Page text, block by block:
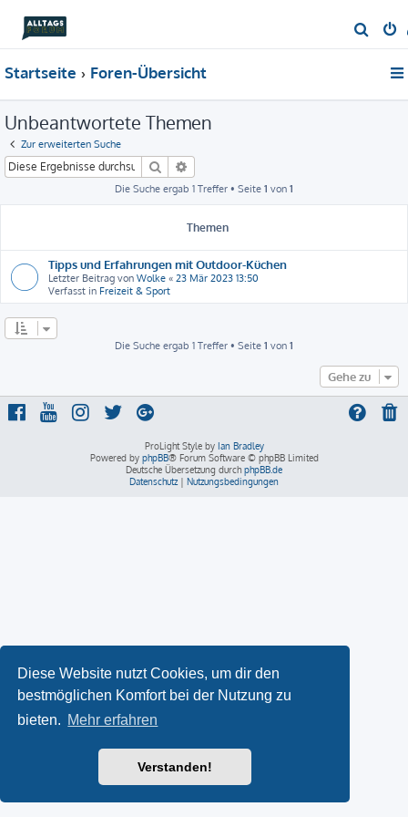
Diese Website nutzt Cookies, um dir den
bestmöglichen Komfort bei der Nutzung zu
bieten. Mehr erfahren
Verstanden!
u
Startseite Foren-Übersicht
Unbeantwortete Themen
Zur erweiterten Suche
Suche
Die Suche ergab 1 Treffer • Seite 1 von 1
Themen
Tipps und Erfahrungen mit Outdoor-Küchen
Letzter Beitrag von Wolke « 23 Mär 2023 13:50
Verfasst in Freizeit & Sport
Die Suche ergab 1 Treffer • Seite 1 von 1
Gehe zu
ProLight Style by Ian Bradley
Powered by phpBB® Forum Software © phpBB Limited
Deutsche Übersetzung durch phpBB.de
Datenschutz | Nutzungsbedingungen